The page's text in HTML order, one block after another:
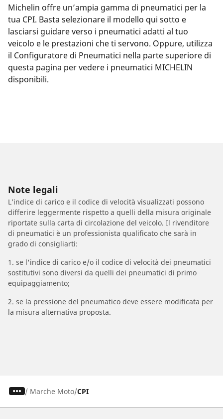
Michelin offre un’ampia gamma di pneumatici per la
tua CPI. Basta selezionare il modello qui sotto e
lasciarsi guidare verso i pneumatici adatti al tuo
veicolo e le prestazioni che ti servono. Oppure, utilizza
il Configuratore di Pneumatici nella parte superiore di
questa pagina per vedere i pneumatici MICHELIN
disponibili.
Note legali
L’indice di carico e il codice di velocità visualizzati possono
differire leggermente rispetto a quelli della misura originale
riportate sulla carta di circolazione del veicolo. Il rivenditore
di pneumatici è un professionista qualificato che sarà in
grado di consigliarti:
1. se l'indice di carico e/o il codice di velocità dei pneumatici
sostitutivi sono diversi da quelli dei pneumatici di primo
equipaggiamento;
2. se la pressione del pneumatico deve essere modificata per
la misura alternativa proposta.
/ Marche Moto CPI